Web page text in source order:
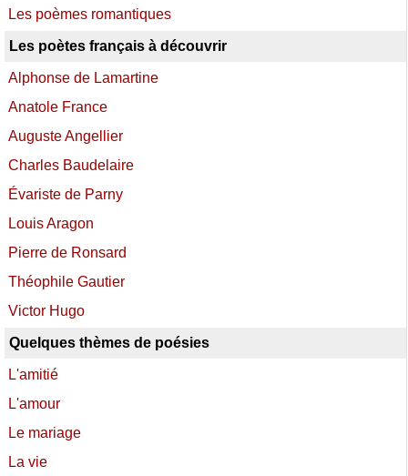
Les poèmes romantiques
Les poètes français à découvrir
Alphonse de Lamartine
Anatole France
Auguste Angellier
Charles Baudelaire
Évariste de Parny
Louis Aragon
Pierre de Ronsard
Théophile Gautier
Victor Hugo
Quelques thèmes de poésies
L'amitié
L'amour
Le mariage
La vie